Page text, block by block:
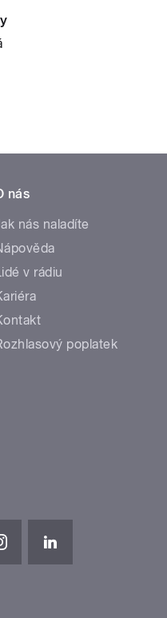
nás
nás naladíte
v rádiu
poplatek